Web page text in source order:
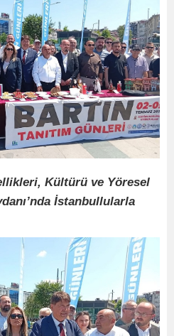
Kültürü ve Yöresel
İstanbullularla